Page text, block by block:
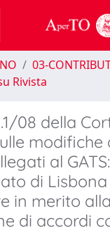
03-
Rivista
08 della
al
di Lisbona
in merito alla
di accordi